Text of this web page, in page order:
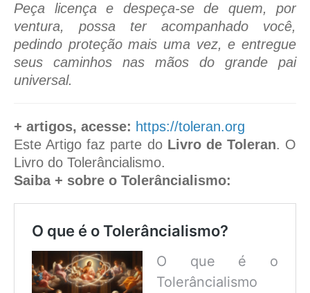
Peça licença e despeça-se de quem, por
ventura, possa ter acompanhado você,
pedindo proteção mais uma vez, e entregue
seus caminhos nas mãos do grande pai
universal.
+ artigos, acesse: https://toleran.org
Este Artigo faz parte do Livro de Toleran. O
Livro do Tolerâncialismo.
Saiba + sobre o Tolerâncialismo:
O que é o Tolerâncialismo?
O que é o
Tolerâncialismo